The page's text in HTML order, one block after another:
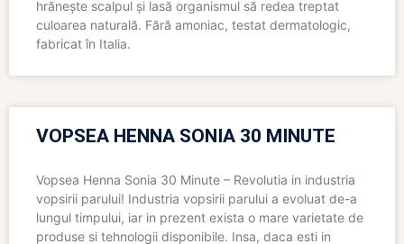
hrănește scalpul și lasă organismul să redea treptat
culoarea naturală. Fără amoniac, testat dermatologic,
fabricat în Italia.
VOPSEA HENNA SONIA 30 MINUTE
Vopsea Henna Sonia 30 Minute – Revolutia in industria
vopsirii parului! Industria vopsirii parului a evoluat de-a
lungul timpului, iar in prezent exista o mare varietate de
produse si tehnologii disponibile. Insa, daca esti in